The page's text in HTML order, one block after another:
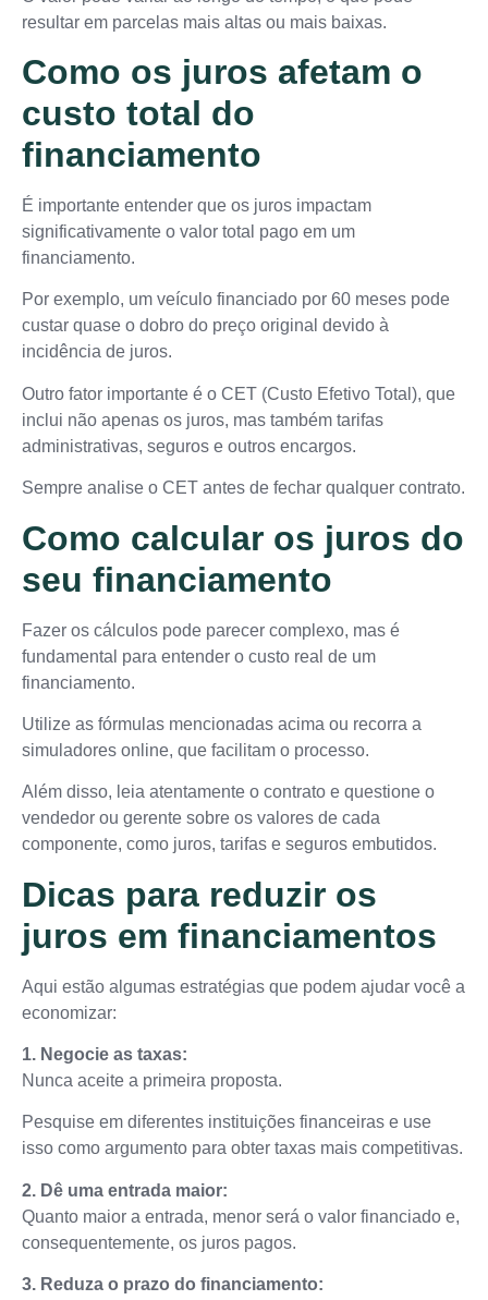
resultar em parcelas mais altas ou mais baixas.
Como os juros afetam o
custo total do
financiamento
É importante entender que os juros impactam
significativamente o valor total pago em um
financiamento.
Por exemplo, um veículo financiado por 60 meses pode
custar quase o dobro do preço original devido à
incidência de juros.
Outro fator importante é o CET (Custo Efetivo Total), que
inclui não apenas os juros, mas também tarifas
administrativas, seguros e outros encargos.
Sempre analise o CET antes de fechar qualquer contrato.
Como calcular os juros do
seu financiamento
Fazer os cálculos pode parecer complexo, mas é
fundamental para entender o custo real de um
financiamento.
Utilize as fórmulas mencionadas acima ou recorra a
simuladores online, que facilitam o processo.
Além disso, leia atentamente o contrato e questione o
vendedor ou gerente sobre os valores de cada
componente, como juros, tarifas e seguros embutidos.
Dicas para reduzir os
juros em financiamentos
Aqui estão algumas estratégias que podem ajudar você a
economizar:
1. Negocie as taxas:
Nunca aceite a primeira proposta.
Pesquise em diferentes instituições financeiras e use
isso como argumento para obter taxas mais competitivas.
2. Dê uma entrada maior:
Quanto maior a entrada, menor será o valor financiado e,
consequentemente, os juros pagos.
3. Reduza o prazo do financiamento: